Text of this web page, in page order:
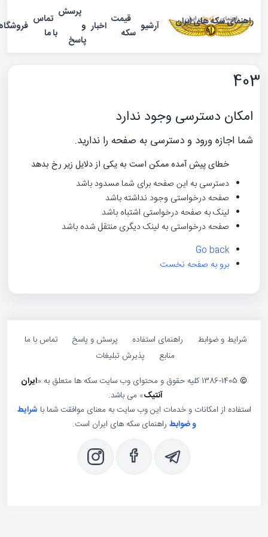
سکه های ایران آرشیو
قیمت
سکه
اخبار
تماس
با ما
فروشگاه منو
دسترسی وجود ندارد
اجازه ورود و دسترسی به صفحه را ندارید.
خطای پیش آمده ممکن است به یکی از دلایل زیر رخ بدهد
دسترسی به این صفحه برای شما مسدود باشد
صفحه درخواستی وجود نداشته باشد
لینک به صفحه درخواستی اشتباه باشد
صفحه درخواستی به لینک دیگری منتقل شده باشد
Go back
برو به صفحه نخست
و ضوابط راهنمای استفاده پرسش و پاسخ
تماس با ما
پذیرش تبلیغات
ایران
» می باشد.
از امکانات و خدمات این وب سایت به معنای موافقت شما باشرایط
و ضوابطراهنمای سکه های ایران است.